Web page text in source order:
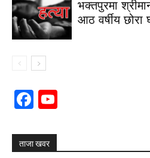
भक्तपुरमा
आठ वर्षीय छोरा
Facebook
ताजा खवर